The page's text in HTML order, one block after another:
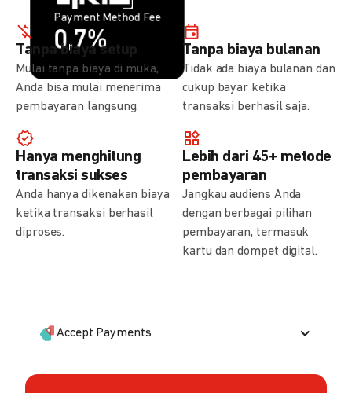
Payment Method Fee
0,7%
Payment Method Fee
1,5%
Tanpa biaya setup
Mulai tanpa biaya di muka,
Anda bisa mulai menerima
pembayaran langsung.
Tanpa biaya bulanan
Tidak ada biaya bulanan dan
cukup bayar ketika
transaksi berhasil saja.
Hanya menghitung
transaksi sukses
Anda hanya dikenakan biaya
ketika transaksi berhasil
diproses.
Lebih dari 45+ metode
pembayaran
Jangkau audiens Anda
dengan berbagai pilihan
pembayaran, termasuk
kartu dan dompet digital.
Accept Payments